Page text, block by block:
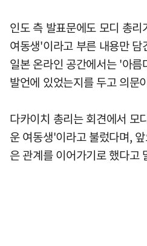
인도 측 발표문에도 모디 총
여동생'이라고 부른 내용만
일본 온라인 공간에서는 '아
발언에 있었는지를 두고 의문
다카이치 총리는 회견에서 모
운 여동생'이라고 불렀다며,
은 관계를 이어가기로 했다고